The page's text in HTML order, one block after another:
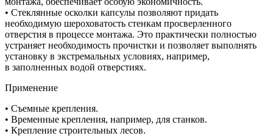
• Стеклянные осколки капсулы позволяют придать
необходимую шероховатость стенкам просверленного
отверстия в процессе монтажа. Это практически полностью
устраняет необходимость прочистки и позволяет выполнять
установку в экстремальных условиях, например,
в заполненных водой отверстиях.
Применение
• Съемные крепления.
• Временные крепления, например, для станков.
• Крепление строительных лесов.